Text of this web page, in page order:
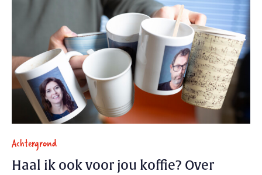
Achtergrond
Haal ik ook voor jou koffie? Over